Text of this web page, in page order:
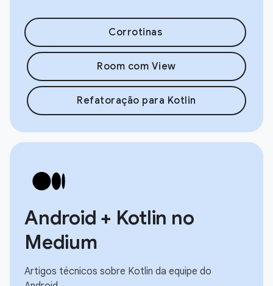
Corrotinas
Room com View
Refatoração para Kotlin
Android + Kotlin no
Medium
Artigos técnicos sobre Kotlin da equipe do